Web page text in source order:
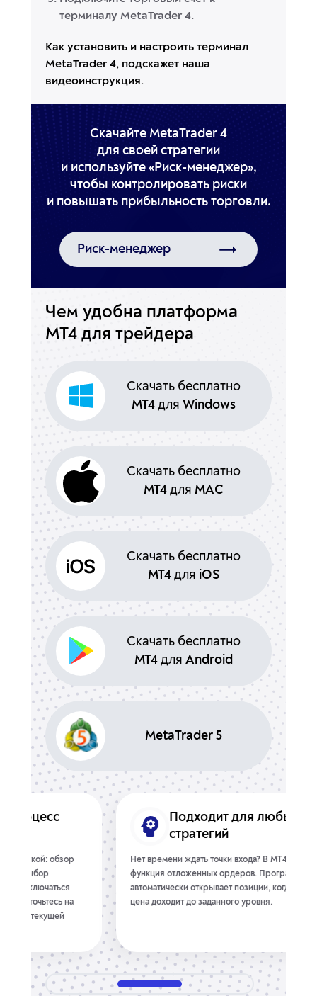
терминалу MetaTrader 4.
Как установить и настроить терминал
MetaTrader 4, подскажет наша
видеоинструкция.
Скачайте MetaTrader 4
для своей стратегии
и используйте «Риск-менеджер»,
чтобы контролировать риски
и повышать прибыльность торговли.
Риск-менеджер
Чем удобна платформа
МТ4 для трейдера
Скачать бесплатно
MT4для Windows
Скачать бесплатно
MT4для MAC
Скачать бесплатно
MT4для iOS
Скачать бесплатно
MT4для Android
MetaTrader 5
Подходит для любых
стратегий
Нет времени ждать точки входа? В MT4 есть
функция отложенных ордеров. Программа
автоматически открывает позиции, когда
цена доходит до заданного уровня.
прямо